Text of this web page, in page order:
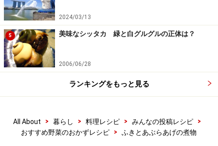
2024/03/13
5 美味なシッタカ 緑と白グルグルの正体は？
2006/06/28
ランキングをもっと見る
All About > 暮らし > 料理レシピ > みんなの投稿レシピ
>
おすすめ野菜のおかずレシピ
> ふきとあぶらあげの煮物